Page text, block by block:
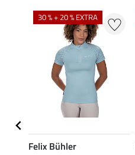
30 % + 20 % EXTRA
Felix Bühler